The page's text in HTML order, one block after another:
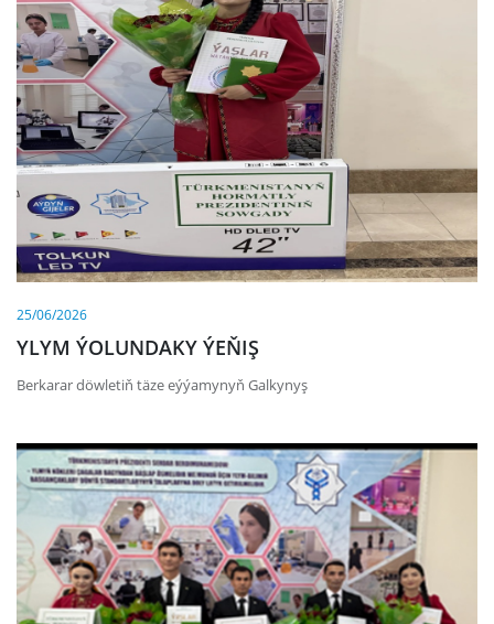
25/06/2026
YLYM ÝOLUNDAKY ÝEŇIŞ
Berkarar döwletiň täze eýýamynyň Galkynyş